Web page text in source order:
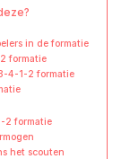
in de formatie
formatie
4-1-2 formatie
2 formatie
het scouten